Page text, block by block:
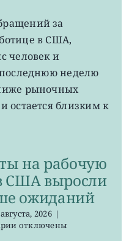
первичных
за
безработице
в
остается
лет
за
в США,
человек и
последнюю неделю
рыночных
остается близким к
на рабочую
США выросли
ожиданий
2026 |
котключены